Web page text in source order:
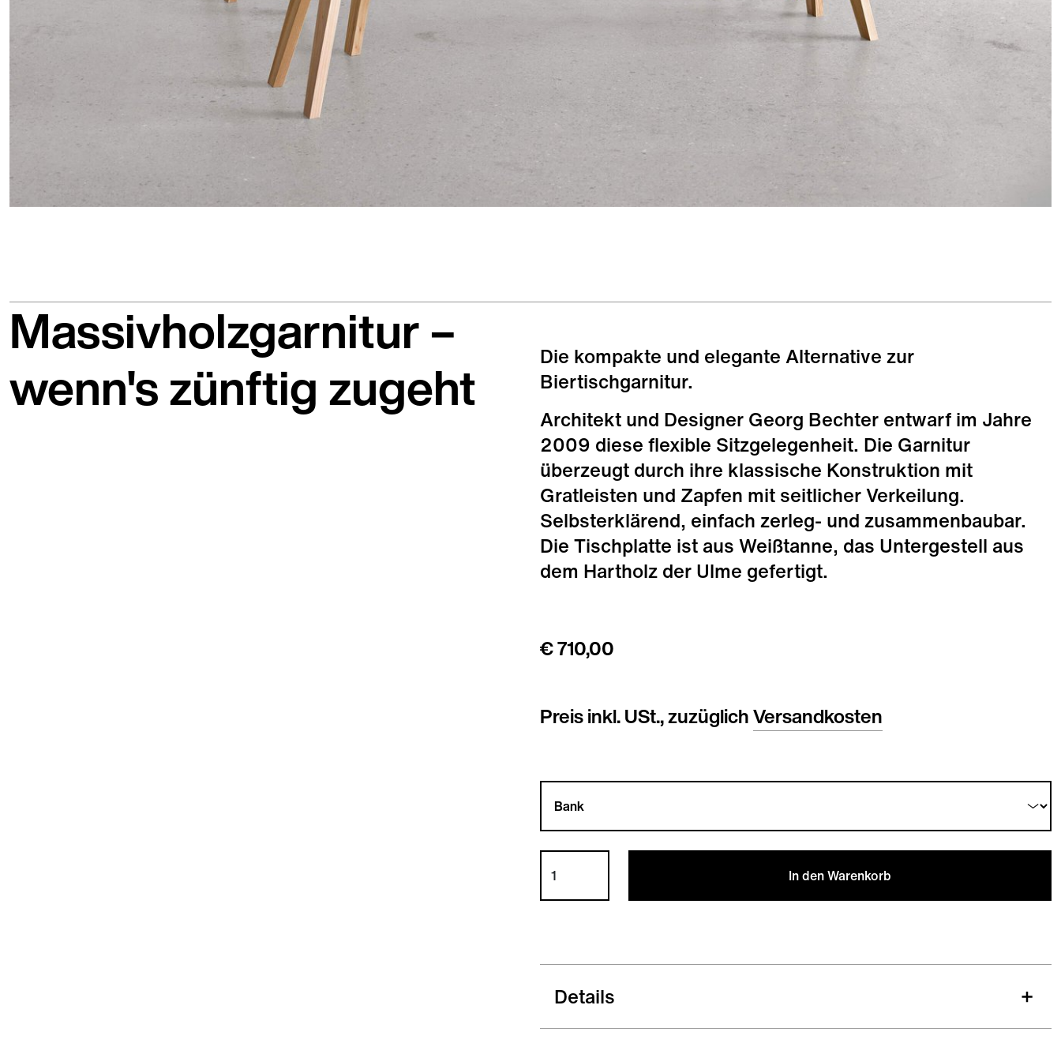
Massivholzgarnitur –
wenn's zünftig zugeht
Die kompakte und elegante Alternative zur
Biertischgarnitur.
Architekt und Designer Georg Bechter entwarf im Jahre
2009 diese flexible Sitzgelegenheit. Die Garnitur
überzeugt durch ihre klassische Konstruktion mit
Gratleisten und Zapfen mit seitlicher Verkeilung.
Selbsterklärend, einfach zerleg- und zusammenbaubar.
Die Tischplatte ist aus Weißtanne, das Untergestell aus
dem Hartholz der Ulme gefertigt.
€ 710,00
Preis inkl. USt., zuzüglichVersandkosten